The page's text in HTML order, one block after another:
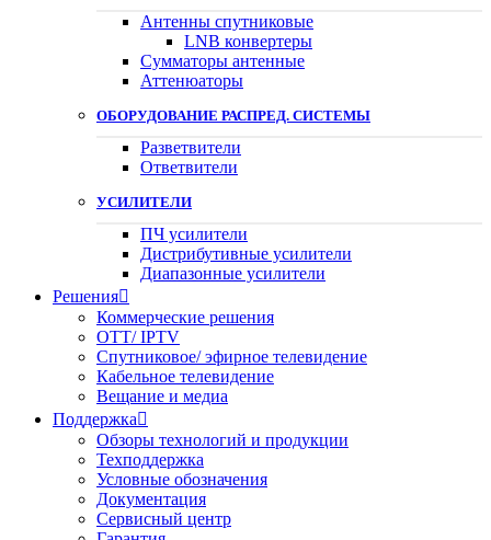
Антенны спутниковые
LNB конвертеры
Сумматоры антенные
Аттенюаторы
ОБОРУДОВАНИЕ РАСПРЕД. СИСТЕМЫ
Разветвители
Ответвители
УСИЛИТЕЛИ
ПЧ усилители
Дистрибутивные усилители
Диапазонные усилители
Решения
Коммерческие решения
OTT/ IPTV
Спутниковое/ эфирное телевидение
Кабельное телевидение
Вещание и медиа
Поддержка
Обзоры технологий и продукции
Техподдержка
Условные обозначения
Документация
Сервисный центр